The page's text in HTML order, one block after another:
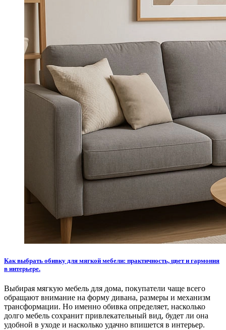
Как выбрать обивку для мягкой мебели: практичность, цвет и гармония
в интерьере.
Выбирая мягкую мебель для дома, покупатели чаще всего
обращают внимание на форму дивана, размеры и механизм
трансформации. Но именно обивка определяет, насколько
долго мебель сохранит привлекательный вид, будет ли она
удобной в уходе и насколько удачно впишется в интерьер.